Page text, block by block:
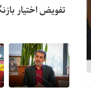
تفویض اختیار